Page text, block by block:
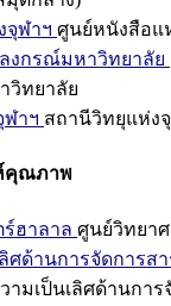
จุฬาฯ ศูนย์หนังสือแ
งกรณ์มหาวิทยาลัย
วิทยาลัย
ฬาฯ สถานีวิทยุแห่ง
คุณภาพ
ฮาลาล ศูนย์วิทยา
ศด้านการจัดการสา
ามเป็นเลิศด้านการ